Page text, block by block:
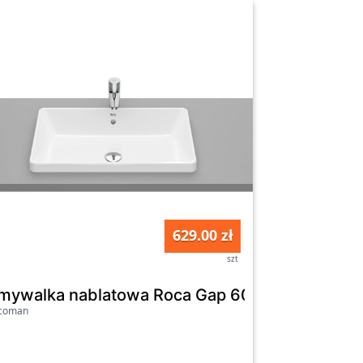
629.00 zł
szt
nablatowa Roca Gap 60 cm